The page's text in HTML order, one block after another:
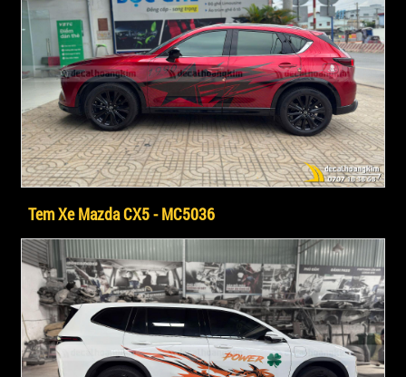
Tem Xe Mazda CX5 - MC5036